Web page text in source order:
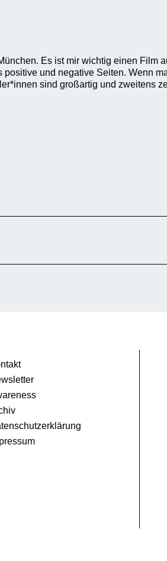
Es ist mir wichtig einen Film
und negative Seiten. Wenn
sind großartig und zweitens
ausgestrahlt und